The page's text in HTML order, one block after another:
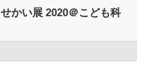
かい展 2020＠こども科